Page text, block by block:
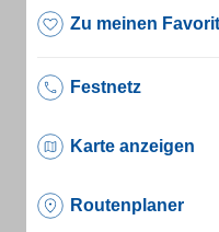
Zu meinen
Festnetz
Karte anzeigen
Routenplaner